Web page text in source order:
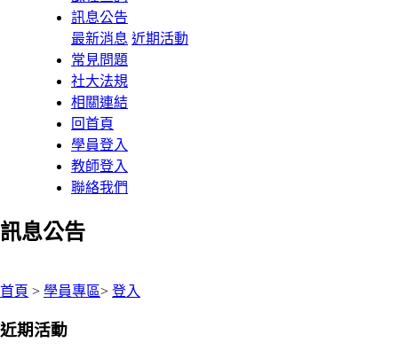
訊息公告
最新消息 近期活動
常見問題
社大法規
相關連結
回首頁
學員登入
教師登入
聯絡我們
訊息公告
首頁 > 學員專區> 登入
近期活動